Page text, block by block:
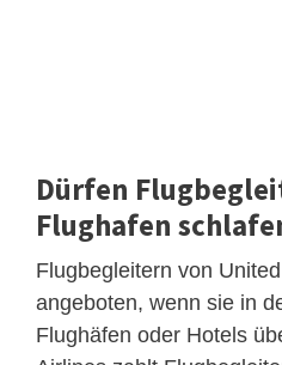
Dürfen
Flughafen
Flugbegleitern von
angeboten, wenn sie in
Flughäfen oder Hotels